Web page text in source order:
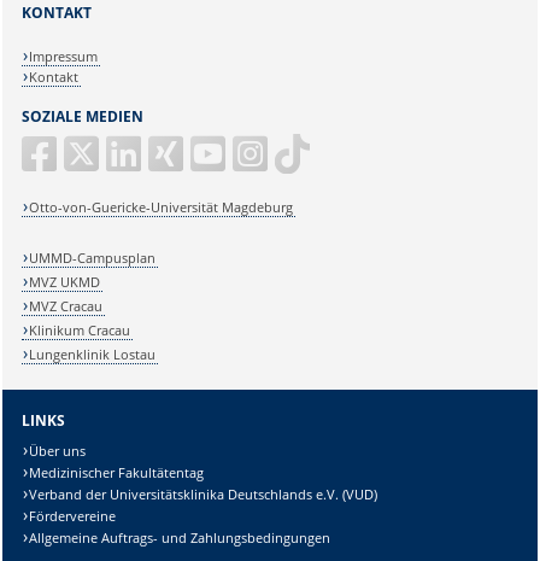
SOZIALE MEDIEN
Otto-von-Guericke-Universität Magdeburg
KONTAKT
Impressum
Kontakt
UMMD-Campusplan
MVZ UKMD
MVZ Cracau
Klinikum Cracau
Lungenklinik Lostau
LINKS
Über uns
Medizinischer Fakultätentag
Verband der Universitätsklinika Deutschlands e.V. (VUD)
Fördervereine
Allgemeine Auftrags- und Zahlungsbedingungen